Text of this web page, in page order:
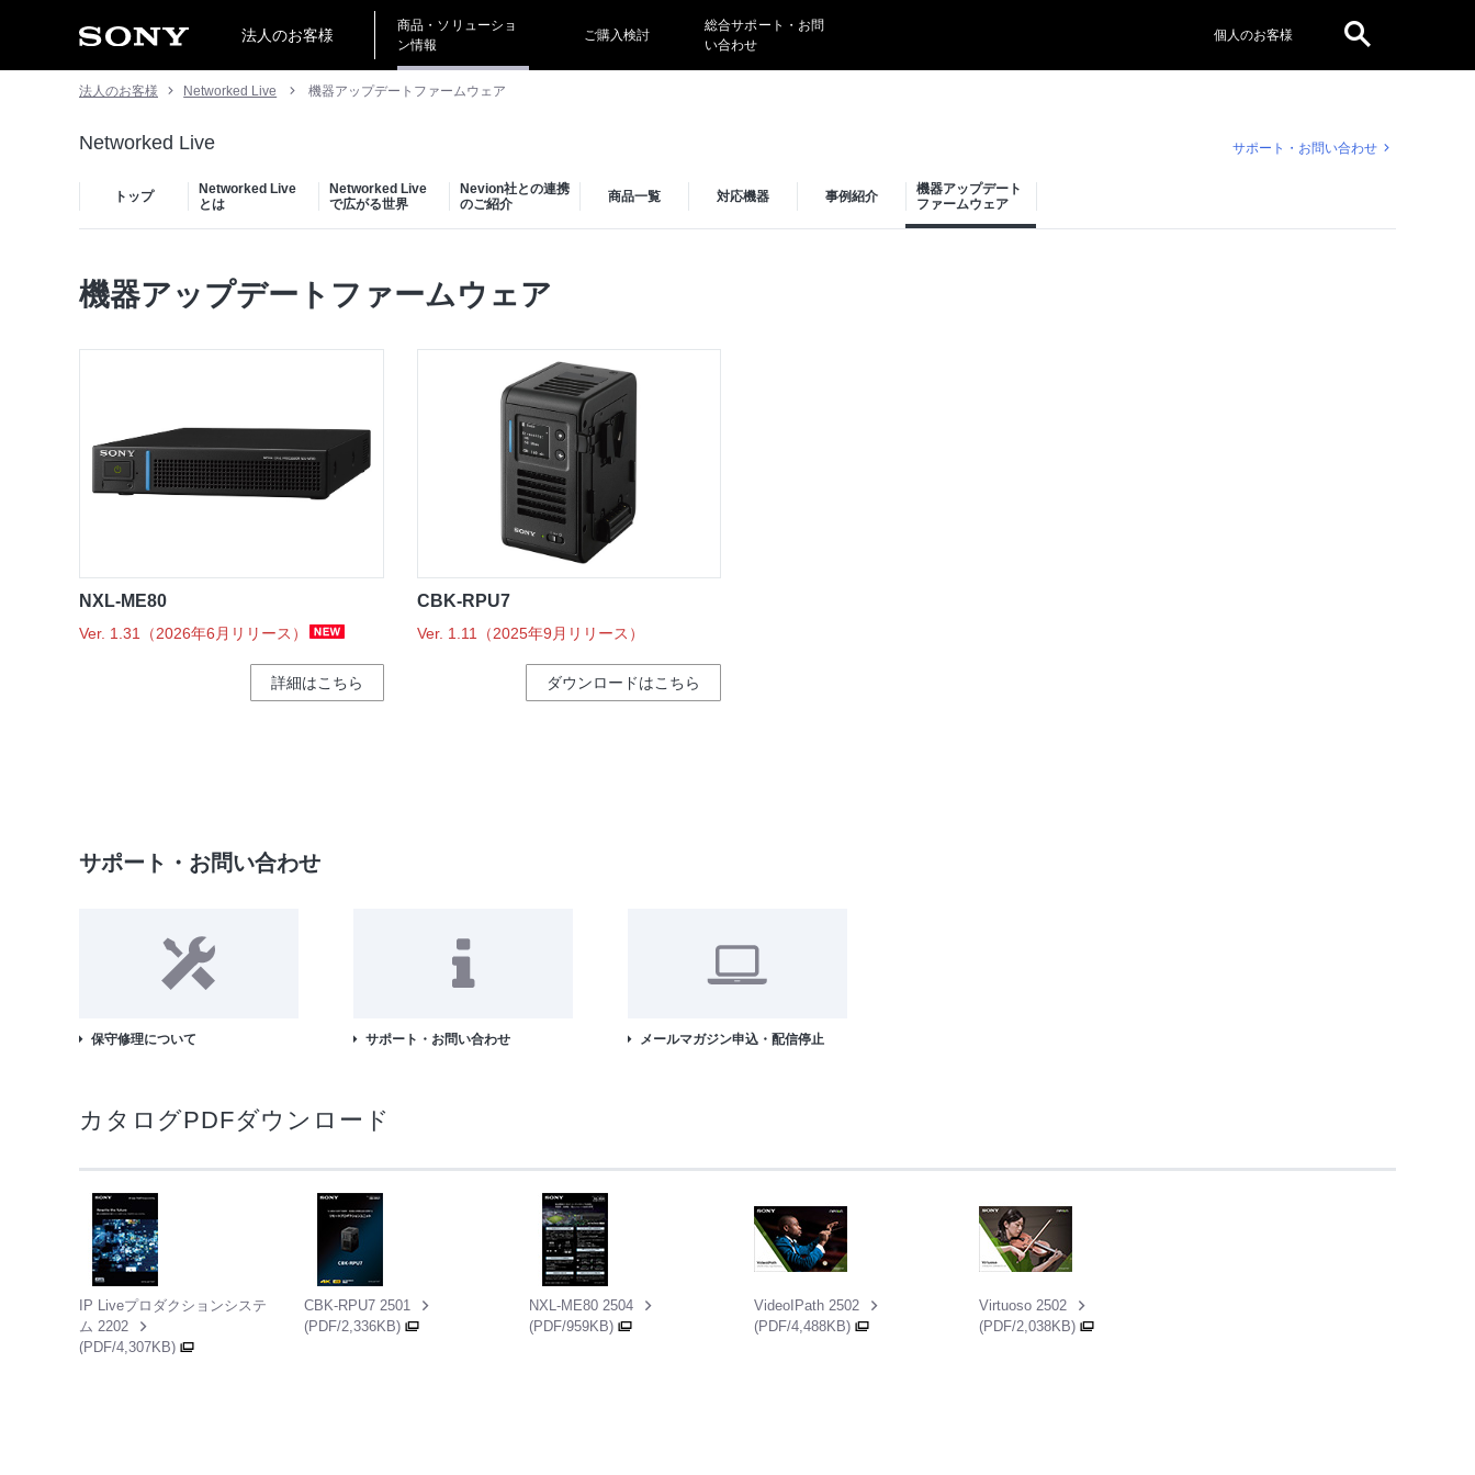
法人のお客様
商品・ソリューショ
ン情報
ご購入検討
総合サポート・お問
い合わせ
個人のお客様
法人のお客様 Networked Live 機器アップデートファームウェア
Networked Live サポート・お問い合わせ
トップ
Networked Live
とは
Networked Live
で広がる世界
Nevion社との連携
のご紹介
商品一覧 対応機器 事例紹介
機器アップデート
ファームウェア
機器アップデートファームウェア
NXL-ME80
Ver. 1.31（2026年6月リリース）
詳細はこちら
CBK-RPU7
Ver. 1.11（2025年9月リリース）
ダウンロードはこちら
サポート・お問い合わせ
保守修理について サポート・お問い合わせ メールマガジン申込・配信停止
カタログPDFダウンロード
IP Liveプロダクションシステ
ム 2202
(PDF/4,307KB)
CBK-RPU7 2501
(PDF/2,336KB)
NXL-ME80 2504
(PDF/959KB)
VideoIPath 2502
(PDF/4,488KB)
Virtuoso 2502
(PDF/2,038KB)